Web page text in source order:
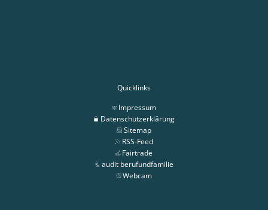
Quicklinks
Impressum
Datenschutzerklärung
Sitemap
RSS-Feed
Fairtrade
audit berufundfamilie
Webcam